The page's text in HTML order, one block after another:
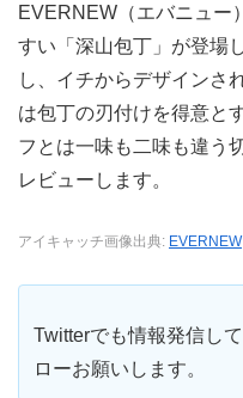
EVERNEW（エバニュー
すい「深山包丁」が登場
し、イチからデザインさ
は包丁の刃付けを得意と
フとは一味も二味も違う
レビューします。
アイキャッチ画像出典: EVERNEW
Twitterでも情報発信し
ローお願いします。